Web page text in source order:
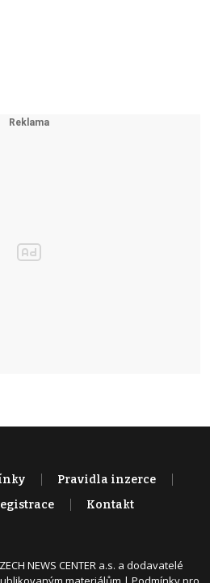
Pravidla inzerce
Kontakt
NEWS CENTER a.s. a dodavatelé